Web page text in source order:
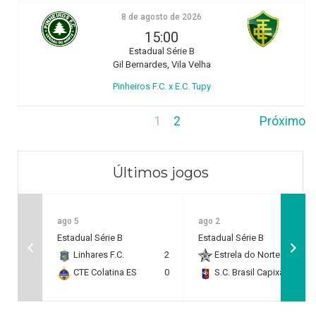
8 de agosto de 2026
15:00
Estadual Série B
Gil Bernardes, Vila Velha
Pinheiros F.C. x E.C. Tupy
1 2 Próximo
Últimos jogos
ago 5
Estadual Série B
Linhares F.C.
2
CTE Colatina ES
0
ago 2
Estadual Série B
Estrela do Norte F.C.
S.C. Brasil Capixaba